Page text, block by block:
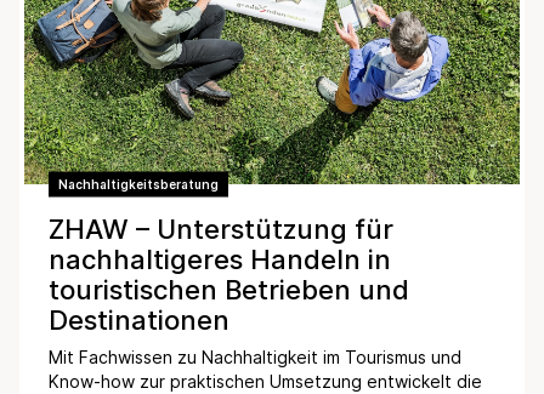
Nachhaltigkeitsberatung
ZHAW – Unterstützung für
nachhaltigeres Handeln in
touristischen Betrieben und
Destinationen
Mit Fachwissen zu Nachhaltigkeit im Tourismus und
Know-how zur praktischen Umsetzung entwickelt die